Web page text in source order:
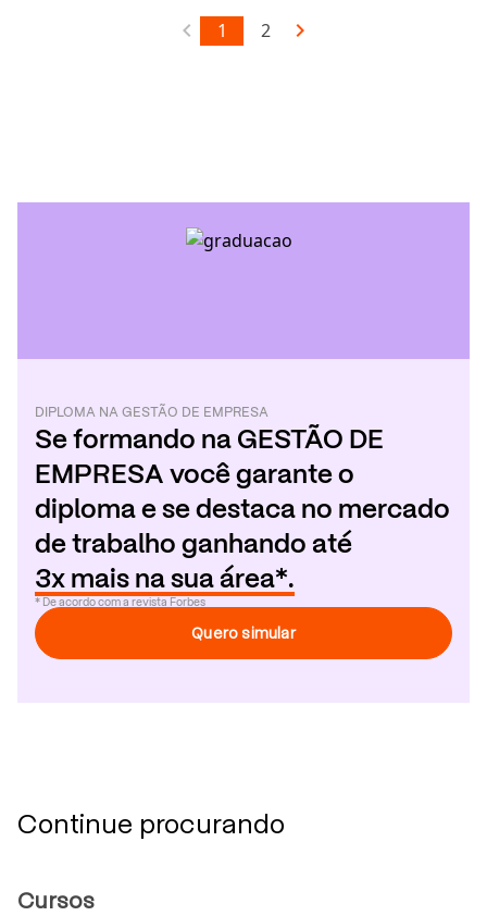
 1 2 
DIPLOMA NA GESTÃO DE EMPRESA
Se formando na GESTÃO DE
EMPRESA você garante o
diploma e se destaca no mercado
de trabalho ganhando até
3x mais na sua área*.
* De acordo com a revista Forbes
Quero simular
Continue procurando
Cursos